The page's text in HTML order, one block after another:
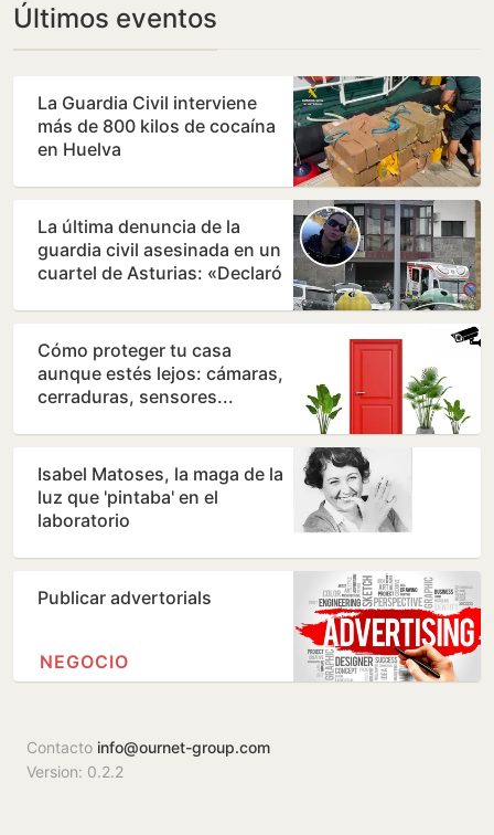
Últimos eventos
La Guardia Civil interviene
más de 800 kilos de cocaína
en Huelva
La última denuncia de la
guardia civil asesinada en un
cuartel de Asturias: «Declaró
Cómo proteger tu casa
aunque estés lejos: cámaras,
cerraduras, sensores...
Isabel Matoses, la maga de la
luz que 'pintaba' en el
laboratorio
Publicar advertorials
NEGOCIO
Contacto info@ournet-group.com
Version: 0.2.2